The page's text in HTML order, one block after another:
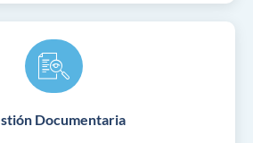
Documentaria